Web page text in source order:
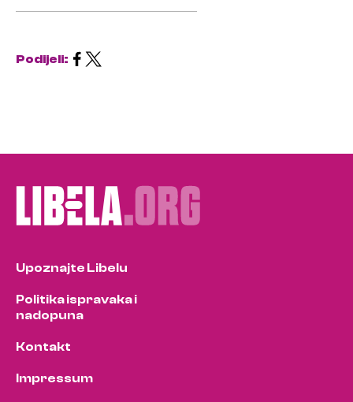
Podijeli:
Upoznajte Libelu
Politika ispravaka i
nadopuna
Kontakt
Impressum